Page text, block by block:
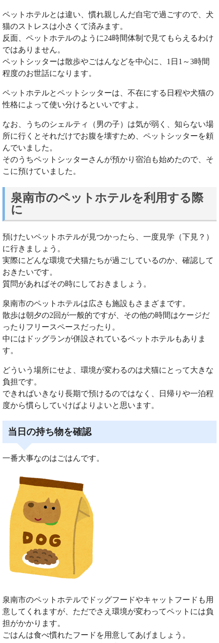
ペットホテルとは違い、慣れ親しんだ自宅で過ごすので、犬
猫のストレスは小さくて済みます。
反面、ペットホテルのように24時間体制で見てもらえるわけ
ではありません。
ペットシッターは散歩やごはんなどを中心に、1日1～3時間
程度のお世話になります。
ペットホテルとペットシッターは、不在にする日程や犬猫の
性格によって使い分けるといいですよ。
なお、うちのシェルティ（男の子）は気が弱く、知らない場
所に行くとそれだけでお腹を壊すため、ペットシッターを頼
んでいました。
そのうちペットシッターさんが預かり宿泊も始めたので、そ
こに預けていました。
泉南市のペットホテルを利用する際
に
預けたいペットホテルが見つかったら、一度見学（下見？）
に行きましょう。
実際にどんな環境で犬猫たちが過ごしているのか、確認して
おきたいです。
質問があればその時にしておきましょう。
泉南市のペットホテルは広さも施設もさまざまです。
散歩は朝夕の2回が一般的ですが、その他の時間はケージだ
ったりフリースペースだったり。
中にはドッグランが併設されているペットホテルもありま
す。
どういう場所にせよ、環境が変わるのは犬猫にとって大きな
負担です。
できればいきなり長期で預けるのではなく、日帰りや一泊程
度から慣らしていけばよりよいと思います。
当日の持ち物を確認
一番大事なのはごはんです。
泉南市のペットホテルでドッグフードやキャットフードも用
意してくれますが、ただでさえ環境が変わってペットには負
担がかかります。
ごはんは食べ慣れたフードを用意してあげましょう。